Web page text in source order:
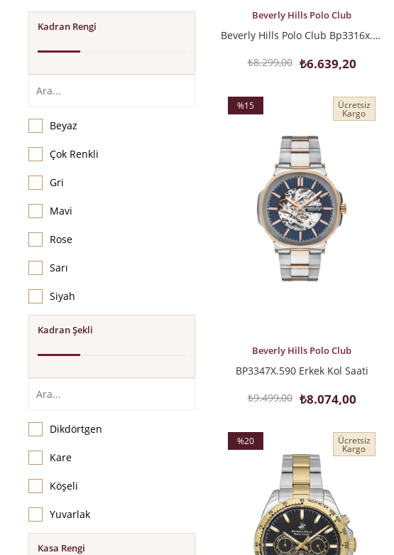
Kadran Rengi
Beyaz
Çok Renkli
Gri
Mavi
Rose
Sarı
Siyah
Kadran Şekli
Dikdörtgen
Kare
Köşeli
Yuvarlak
Kasa Rengi
SEPETE EKLE
Beverly Hills Polo Club
Beverly Hills Polo Club Bp3316x.690 Erkek Kol Saati
₺6.639,20
₺8.299,00
SEPETE EKLE
%15
Ücretsiz
Kargo
Beverly Hills Polo Club
BP3347X.590 Erkek Kol Saati
₺8.074,00
₺9.499,00
%20
Ücretsiz
Kargo